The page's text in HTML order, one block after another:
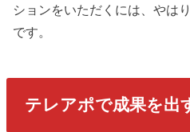
ションをいただくには、やは
です。
テレアポで成果を出